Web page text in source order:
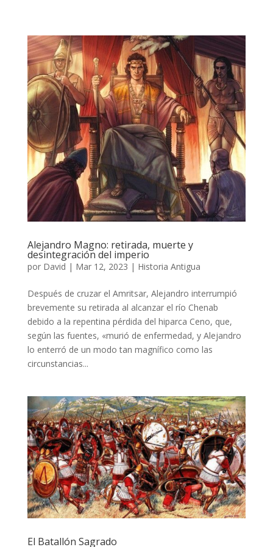
Alejandro Magno: retirada, muerte y
desintegración del imperio
por David | Mar 12, 2023 | Historia Antigua
Después de cruzar el Amritsar, Alejandro interrumpió
brevemente su retirada al alcanzar el río Chenab
debido a la repentina pérdida del hiparca Ceno, que,
según las fuentes, «murió de enfermedad, y Alejandro
lo enterró de un modo tan magnífico como las
circunstancias...
El Batallón Sagrado